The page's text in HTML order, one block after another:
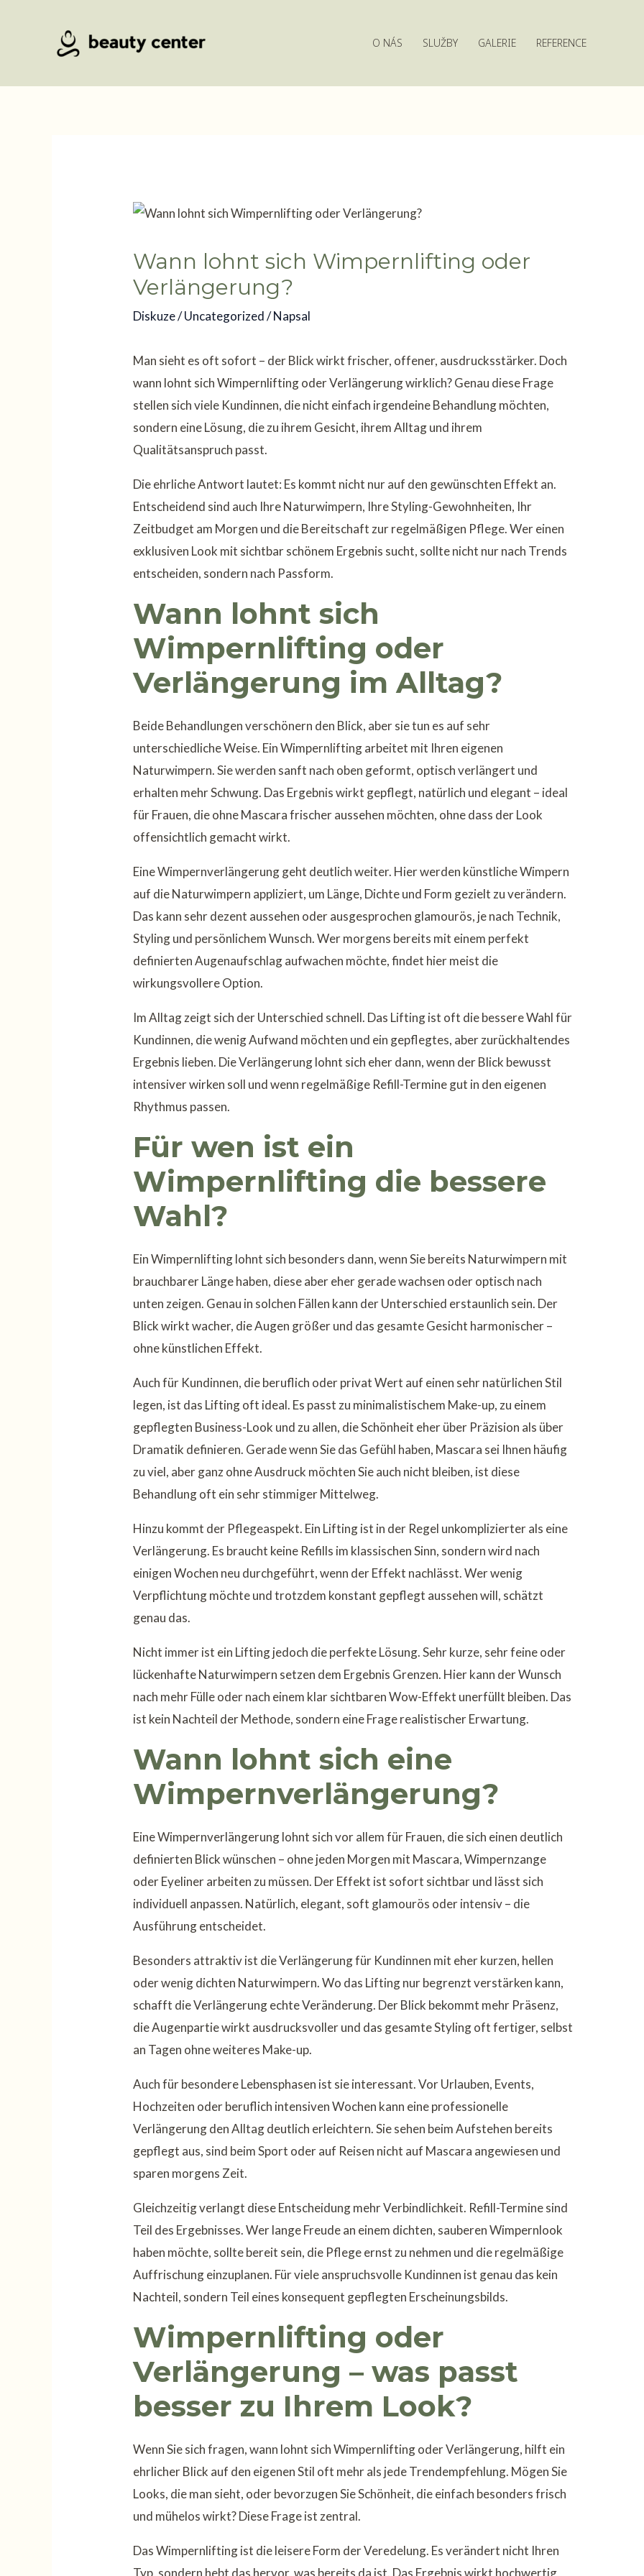
O NÁS SLUŽBY GALERIE REFERENCE
Wann lohnt sich Wimpernlifting oder
Verlängerung?
Diskuze/Uncategorized/ Napsal
Man sieht es oft sofort – der Blick wirkt frischer, offener, ausdrucksstärker. Doch
wann lohnt sich Wimpernlifting oder Verlängerung wirklich? Genau diese Frage
stellen sich viele Kundinnen, die nicht einfach irgendeine Behandlung möchten,
sondern eine Lösung, die zu ihrem Gesicht, ihrem Alltag und ihrem
Qualitätsanspruch passt.
Die ehrliche Antwort lautet: Es kommt nicht nur auf den gewünschten Effekt an.
Entscheidend sind auch Ihre Naturwimpern, Ihre Styling-Gewohnheiten, Ihr
Zeitbudget am Morgen und die Bereitschaft zur regelmäßigen Pflege. Wer einen
exklusiven Look mit sichtbar schönem Ergebnis sucht, sollte nicht nur nach Trends
entscheiden, sondern nach Passform.
Wann lohnt sich
Wimpernlifting oder
Verlängerung im Alltag?
Beide Behandlungen verschönern den Blick, aber sie tun es auf sehr
unterschiedliche Weise. Ein Wimpernlifting arbeitet mit Ihren eigenen
Naturwimpern. Sie werden sanft nach oben geformt, optisch verlängert und
erhalten mehr Schwung. Das Ergebnis wirkt gepflegt, natürlich und elegant – ideal
für Frauen, die ohne Mascara frischer aussehen möchten, ohne dass der Look
offensichtlich gemacht wirkt.
Eine Wimpernverlängerung geht deutlich weiter. Hier werden künstliche Wimpern
auf die Naturwimpern appliziert, um Länge, Dichte und Form gezielt zu verändern.
Das kann sehr dezent aussehen oder ausgesprochen glamourös, je nach Technik,
Styling und persönlichem Wunsch. Wer morgens bereits mit einem perfekt
definierten Augenaufschlag aufwachen möchte, findet hier meist die
wirkungsvollere Option.
Im Alltag zeigt sich der Unterschied schnell. Das Lifting ist oft die bessere Wahl für
Kundinnen, die wenig Aufwand möchten und ein gepflegtes, aber zurückhaltendes
Ergebnis lieben. Die Verlängerung lohnt sich eher dann, wenn der Blick bewusst
intensiver wirken soll und wenn regelmäßige Refill-Termine gut in den eigenen
Rhythmus passen.
Für wen ist ein
Wimpernlifting die bessere
Wahl?
Ein Wimpernlifting lohnt sich besonders dann, wenn Sie bereits Naturwimpern mit
brauchbarer Länge haben, diese aber eher gerade wachsen oder optisch nach
unten zeigen. Genau in solchen Fällen kann der Unterschied erstaunlich sein. Der
Blick wirkt wacher, die Augen größer und das gesamte Gesicht harmonischer –
ohne künstlichen Effekt.
Auch für Kundinnen, die beruflich oder privat Wert auf einen sehr natürlichen Stil
legen, ist das Lifting oft ideal. Es passt zu minimalistischem Make-up, zu einem
gepflegten Business-Look und zu allen, die Schönheit eher über Präzision als über
Dramatik definieren. Gerade wenn Sie das Gefühl haben, Mascara sei Ihnen häufig
zu viel, aber ganz ohne Ausdruck möchten Sie auch nicht bleiben, ist diese
Behandlung oft ein sehr stimmiger Mittelweg.
Hinzu kommt der Pflegeaspekt. Ein Lifting ist in der Regel unkomplizierter als eine
Verlängerung. Es braucht keine Refills im klassischen Sinn, sondern wird nach
einigen Wochen neu durchgeführt, wenn der Effekt nachlässt. Wer wenig
Verpflichtung möchte und trotzdem konstant gepflegt aussehen will, schätzt
genau das.
Nicht immer ist ein Lifting jedoch die perfekte Lösung. Sehr kurze, sehr feine oder
lückenhafte Naturwimpern setzen dem Ergebnis Grenzen. Hier kann der Wunsch
nach mehr Fülle oder nach einem klar sichtbaren Wow-Effekt unerfüllt bleiben. Das
ist kein Nachteil der Methode, sondern eine Frage realistischer Erwartung.
Wann lohnt sich eine
Wimpernverlängerung?
Eine Wimpernverlängerung lohnt sich vor allem für Frauen, die sich einen deutlich
definierten Blick wünschen – ohne jeden Morgen mit Mascara, Wimpernzange
oder Eyeliner arbeiten zu müssen. Der Effekt ist sofort sichtbar und lässt sich
individuell anpassen. Natürlich, elegant, soft glamourös oder intensiv – die
Ausführung entscheidet.
Besonders attraktiv ist die Verlängerung für Kundinnen mit eher kurzen, hellen
oder wenig dichten Naturwimpern. Wo das Lifting nur begrenzt verstärken kann,
schafft die Verlängerung echte Veränderung. Der Blick bekommt mehr Präsenz,
die Augenpartie wirkt ausdrucksvoller und das gesamte Styling oft fertiger, selbst
an Tagen ohne weiteres Make-up.
Auch für besondere Lebensphasen ist sie interessant. Vor Urlauben, Events,
Hochzeiten oder beruflich intensiven Wochen kann eine professionelle
Verlängerung den Alltag deutlich erleichtern. Sie sehen beim Aufstehen bereits
gepflegt aus, sind beim Sport oder auf Reisen nicht auf Mascara angewiesen und
sparen morgens Zeit.
Gleichzeitig verlangt diese Entscheidung mehr Verbindlichkeit. Refill-Termine sind
Teil des Ergebnisses. Wer lange Freude an einem dichten, sauberen Wimpernlook
haben möchte, sollte bereit sein, die Pflege ernst zu nehmen und die regelmäßige
Auffrischung einzuplanen. Für viele anspruchsvolle Kundinnen ist genau das kein
Nachteil, sondern Teil eines konsequent gepflegten Erscheinungsbilds.
Wimpernlifting oder
Verlängerung – was passt
besser zu Ihrem Look?
Wenn Sie sich fragen, wann lohnt sich Wimpernlifting oder Verlängerung, hilft ein
ehrlicher Blick auf den eigenen Stil oft mehr als jede Trendempfehlung. Mögen Sie
Looks, die man sieht, oder bevorzugen Sie Schönheit, die einfach besonders frisch
und mühelos wirkt? Diese Frage ist zentral.
Das Wimpernlifting ist die leisere Form der Veredelung. Es verändert nicht Ihren
Typ, sondern hebt das hervor, was bereits da ist. Das Ergebnis wirkt hochwertig,